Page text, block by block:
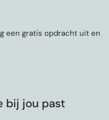
een gratis opdracht uit en
bij jou past